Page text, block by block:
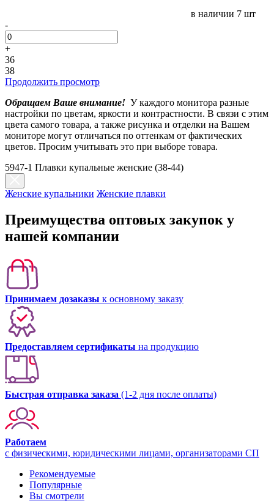
в наличии 7 шт
-
+
36
38
Продолжить просмотр
Обращаем Ваше внимание! У каждого монитора разные
настройки по цветам, яркости и контрастности. В связи с этим
цвета самого товара, а также рисунка и отделки на Вашем
мониторе могут отличаться по оттенкам от фактических
цветов. Просим учитывать это при выборе товара.
5947-1 Плавки купальные женские (38-44)
Женские купальники Женские плавки
Преимущества оптовых закупок у
нашей компании
Принимаем дозаказы к основному заказу
Предоставляем сертификаты на продукцию
Быстрая отправка заказа (1-2 дня после оплаты)
Работаем
с физическими, юридическими лицами, организаторами СП
Рекомендуемые
Популярные
Вы смотрели